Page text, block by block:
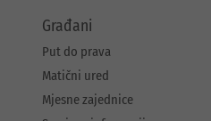
Građani
Put do prava
Matični ured
Mjesne zajednice